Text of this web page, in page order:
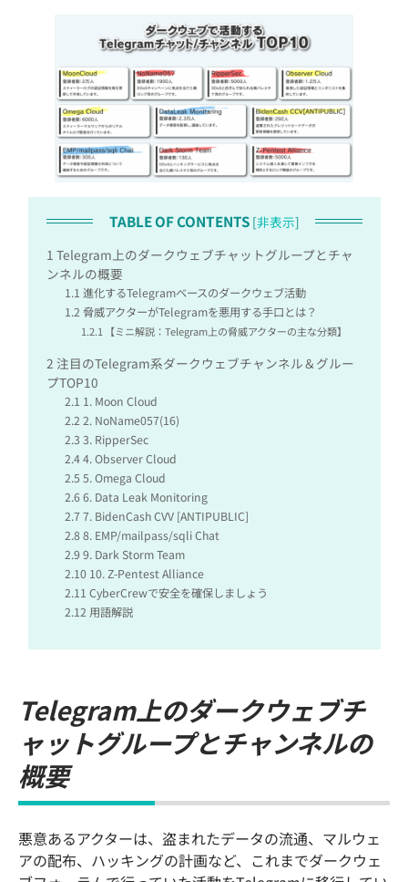
TABLE OF CONTENTS [非表示]
1 Telegram上のダークウェブチャットグループとチャ
ンネルの概要
1.1 進化するTelegramベースのダークウェブ活動
1.2脅威アクターがTelegramを悪用する手口とは？
1.2.1 【ミニ解説：Telegram上の脅威アクターの主な分類】
2 注目のTelegram系ダークウェブチャンネル＆グルー
プTOP10
2.1 1. Moon Cloud
2.22. NoName057(16)
2.3 3. RipperSec
2.44. Observer Cloud
2.5 5. Omega Cloud
2.66. Data Leak Monitoring
2.77. BidenCash CVV [ANTIPUBLIC]
2.88. EMP/mailpass/sqli Chat
2.9 9. Dark Storm Team
2.10 10. Z‑Pentest Alliance
2.11 CyberCrewで安全を確保しましょう
2.12 用語解説
Telegram上のダークウェブチ
ャットグループとチャンネルの
概要
悪意あるアクターは、盗まれたデータの流通、マルウェ
アの配布、ハッキングの計画など、これまでダークウェ